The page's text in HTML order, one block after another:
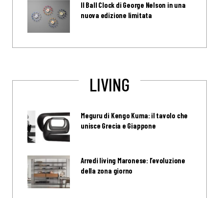
Il Ball Clock di George Nelson in una
nuova edizione limitata
LIVING
Meguru di Kengo Kuma: il tavolo che
unisce Grecia e Giappone
Arredi living Maronese: l’evoluzione
della zona giorno